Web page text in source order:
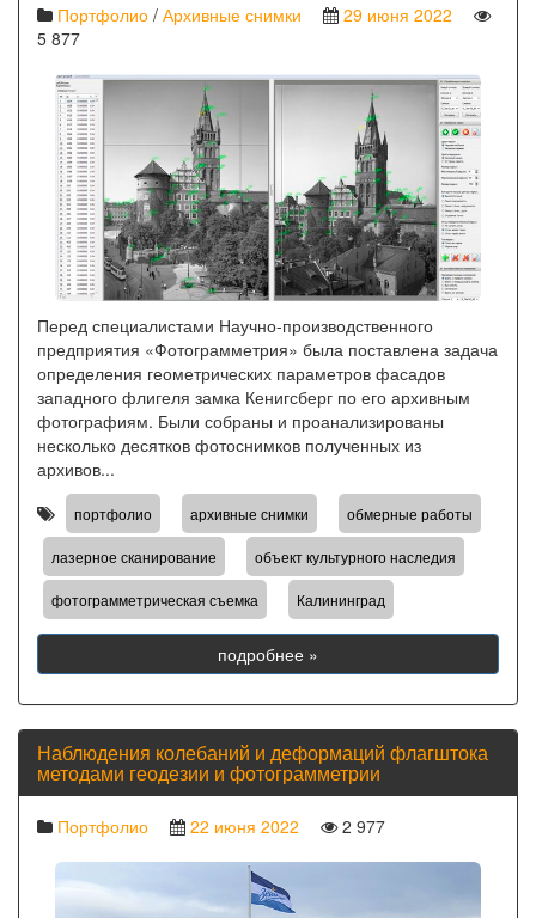
Портфолио / Архивные снимки
29 июня 2022
5 877
Перед специалистами Научно-производственного
предприятия «Фотограмметрия» была поставлена задача
определения геометрических параметров фасадов
западного флигеля замка Кенигсберг по его архивным
фотографиям. Были собраны и проанализированы
несколько десятков фотоснимков полученных из
архивов...
портфолио архивные снимки обмерные работы
лазерное сканирование объект культурного наследия
фотограмметрическая съемка Калининград
подробнее »
Наблюдения колебаний и деформаций флагштока
методами геодезии и фотограмметрии
Портфолио 22 июня 2022 2 977